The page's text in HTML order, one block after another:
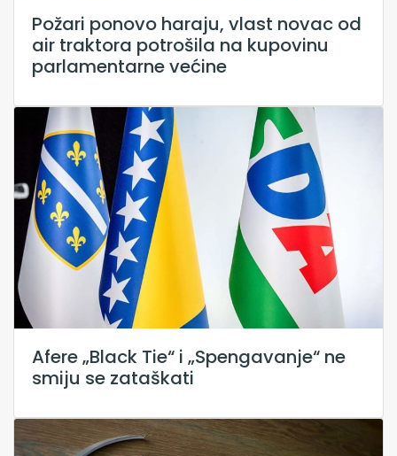
Požari ponovo haraju, vlast novac od
air traktora potrošila na kupovinu
parlamentarne većine
Afere „Black Tie“ i „Spengavanje“ ne
smiju se zataškati